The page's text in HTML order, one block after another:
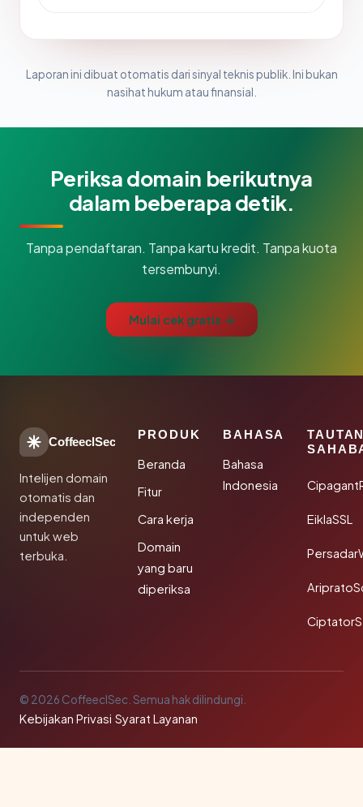
Laporan ini dibuat otomatis dari sinyal teknis publik. Ini bukan
nasihat hukum atau finansial.
Periksa domain berikutnya
dalam beberapa detik.
Tanpa pendaftaran. Tanpa kartu kredit. Tanpa kuota
tersembunyi.
Mulai cek gratis →
CoffeeclSec
Intelijen domain
otomatis dan
independen
untuk web
terbuka.
PRODUK
Beranda
Fitur
Cara kerja
Domain
yang baru
diperiksa
BAHASA
Bahasa
Indonesia
EiklaSSL
© 2026 CoffeeclSec. Semua hak dilindungi.
Kebijakan Privasi·Syarat Layanan